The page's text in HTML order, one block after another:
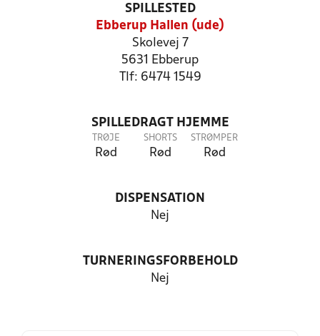
SPILLESTED
Ebberup Hallen (ude)
Skolevej 7
5631 Ebberup
Tlf: 6474 1549
SPILLEDRAGT HJEMME
TRØJE
Rød
SHORTS
Rød
STRØMPER
Rød
DISPENSATION
Nej
TURNERINGSFORBEHOLD
Nej